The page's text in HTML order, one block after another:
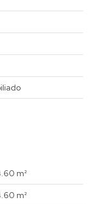
.60 m²
.60 m²